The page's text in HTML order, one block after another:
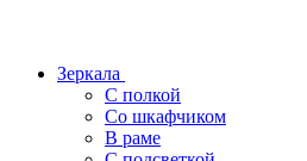
Зеркала
С полкой
Со шкафчиком
В раме